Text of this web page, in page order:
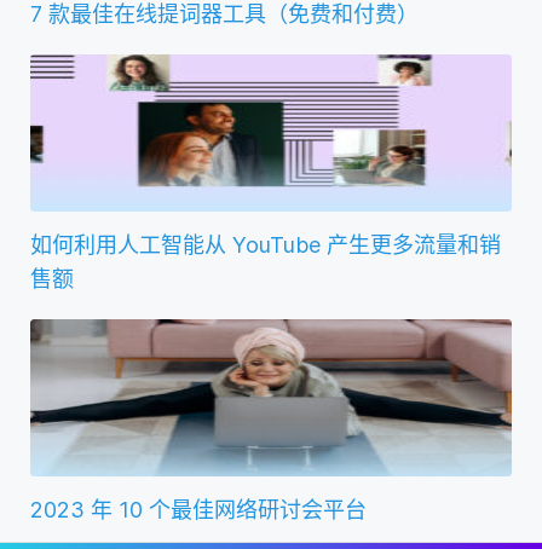
7 款最佳在线提词器工具（免费和付费）
如何利用人工智能从 YouTube 产生更多流量和销
售额
2023 年 10 个最佳网络研讨会平台